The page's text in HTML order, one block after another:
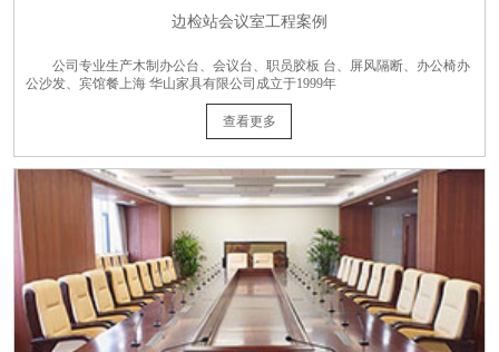
边检站会议室工程案例
公司专业生产木制办公台、会议台、职员胶板 台、屏风隔断、办公椅办
公沙发、宾馆餐上海 华山家具有限公司成立于1999年
查看更多